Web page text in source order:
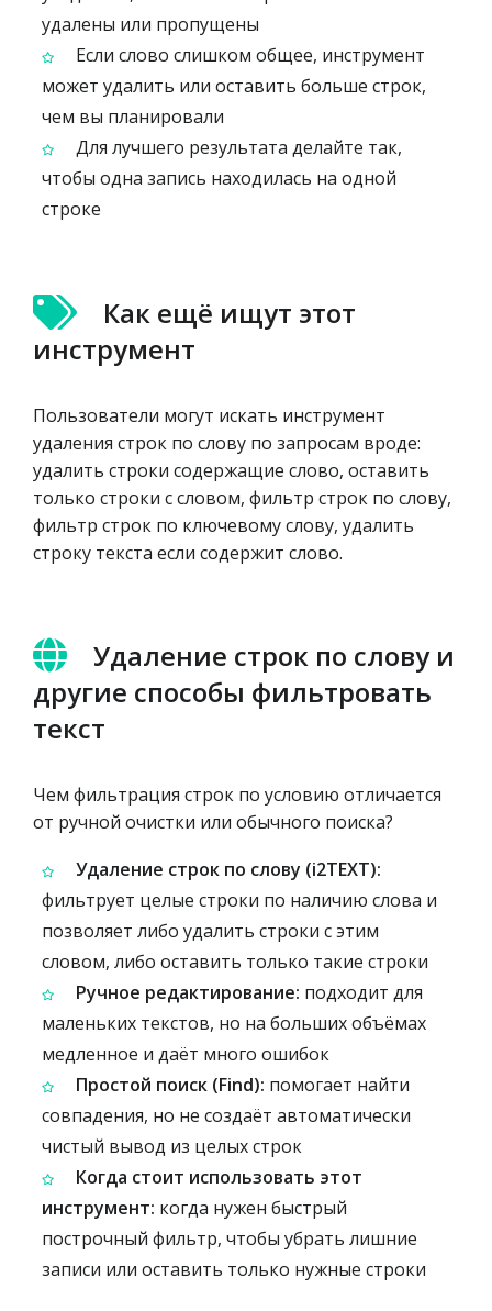
удалены или пропущены
Если слово слишком общее, инструмент
может удалить или оставить больше строк,
чем вы планировали
Для лучшего результата делайте так,
чтобы одна запись находилась на одной
строке
Как ещё ищут этот
инструмент
Пользователи могут искать инструмент
удаления строк по слову по запросам вроде:
удалить строки содержащие слово, оставить
только строки с словом, фильтр строк по слову,
фильтр строк по ключевому слову, удалить
строку текста если содержит слово.
Удаление строк по слову и
другие способы фильтровать
текст
Чем фильтрация строк по условию отличается
от ручной очистки или обычного поиска?
Удаление строк по слову (i2TEXT):
фильтрует целые строки по наличию слова и
позволяет либо удалить строки с этим
словом, либо оставить только такие строки
Ручное редактирование: подходит для
маленьких текстов, но на больших объёмах
медленное и даёт много ошибок
Простой поиск (Find): помогает найти
совпадения, но не создаёт автоматически
чистый вывод из целых строк
Когда стоит использовать этот
инструмент: когда нужен быстрый
построчный фильтр, чтобы убрать лишние
записи или оставить только нужные строки